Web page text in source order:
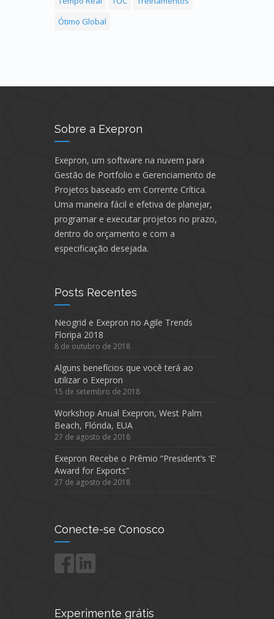
Ótimo Global
Sobre a Exepron
Exepron, um software na nuvem para
Gestão de Portfolio e Gerenciamento de
Projetos baseado em Corrente Crítica.
Uma maneira fácil e efetiva de planejar,
programar e executar projetos no prazo,
dentro do orçamento e com a
especificação desejada.
Posts Recentes
Neogrid e Exepron no Agile Trends
Floripa 2018
8 de outubro de 2018
Alguns benefícios que você terá ao
utilizar o Exepron
15 de setembro de 2018
Workshop Anual Exepron, West Palm
Beach, Flórida, EUA
27 de agosto de 2018
Exepron Recebe o Prêmio “President’s ‘E’
Award for Exports”
27 de agosto de 2018
Conecte-se Conosco
Experimente grátis